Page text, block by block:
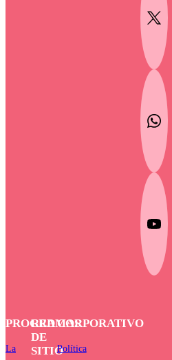
PROGRAMAS
La
RED
DE
SITIO
CORPORATIVO
Política